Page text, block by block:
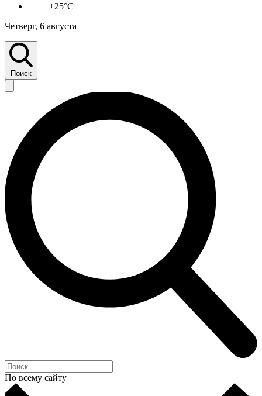
+25°C
Четверг, 6 августа
Поиск
По всему сайту